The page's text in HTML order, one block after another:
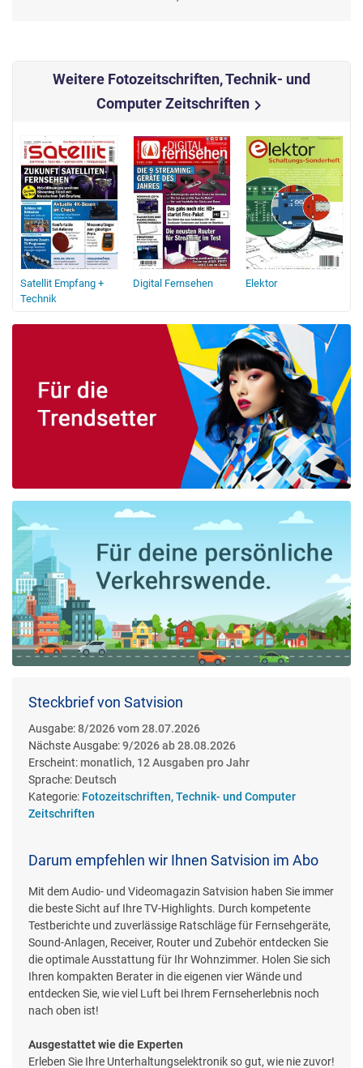
Weitere Fotozeitschriften, Technik- und
Computer Zeitschriftenchevron_right
Satellit Empfang +
Technik
Digital Fernsehen Elektor
Steckbrief von Satvision
Ausgabe:8/2026 vom 28.07.2026
Nächste Ausgabe:9/2026 ab 28.08.2026
Erscheint: monatlich, 12 Ausgaben pro Jahr
Sprache: Deutsch
Kategorie: Fotozeitschriften, Technik- und Computer
Zeitschriften
Darum empfehlen wir Ihnen Satvision im Abo
Mit dem Audio- und Videomagazin Satvision haben Sie immer
die beste Sicht auf Ihre TV-Highlights. Durch kompetente
Testberichte und zuverlässige Ratschläge für Fernsehgeräte,
Sound-Anlagen, Receiver, Router und Zubehör entdecken Sie
die optimale Ausstattung für Ihr Wohnzimmer. Holen Sie sich
Ihren kompakten Berater in die eigenen vier Wände und
entdecken Sie, wie viel Luft bei Ihrem Fernseherlebnis noch
nach oben ist!
Ausgestattet wie die Experten
Erleben Sie Ihre Unterhaltungselektronik so gut, wie nie zuvor!